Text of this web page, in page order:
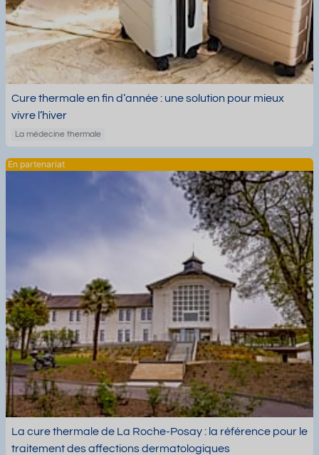
Cure thermale en fin d’année : une solution pour mieux
vivre l’hiver
La médecine thermale
La cure thermale de La Roche-Posay : la référence pour le
traitement des affections dermatologiques